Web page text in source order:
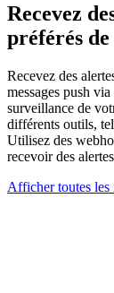
Recevez
préférés
Recevez des
messages push via
surveillance de
différents outils,
Utilisez des
recevoir des
Afficher toutes les